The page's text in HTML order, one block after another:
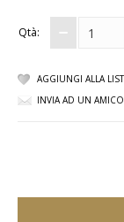
CAFTANI
CAMICIE
Qtà:
AGGIUNGI ALLA
INVIA AD UN AMICO